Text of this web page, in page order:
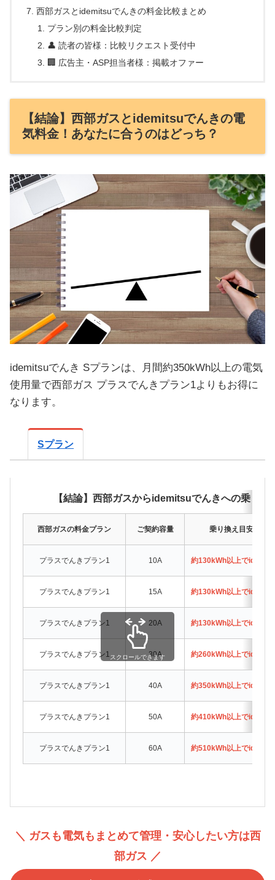
西部ガスとidemitsuでんきの料金比較まとめ
プラン別の料金比較判定
👤 読者の皆様：比較リクエスト受付中
🏢 広告主・ASP担当者様：掲載オファー
【結論】西部ガスとidemitsuでんきの電
気料金！あなたに合うのはどっち？
idemitsuでんき Sプランは、月間約350kWh以上の電気
使用量で西部ガス プラスでんきプラン1よりもお得に
なります。
Sプラン
【結論】西部ガスからidemitsuでんきへの乗り換
西部ガスの料金プラン ご契約容量 乗り換え目安（月
プラスでんきプラン1 10A 約130kWh以上で
プラスでんきプラン1 15A 約130kWh以上で
プラスでんきプラン1 20A 約130kWh以上で
プラスでんきプラン1 30A 約260kWh以上で
プラスでんきプラン1 40A 約350kWh以上で
プラスでんきプラン1 50A 約410kWh以上で
プラスでんきプラン1 60A 約510kWh以上で
スクロールできます
＼ ガスも電気もまとめて管理・安心したい方は西
部ガス ／